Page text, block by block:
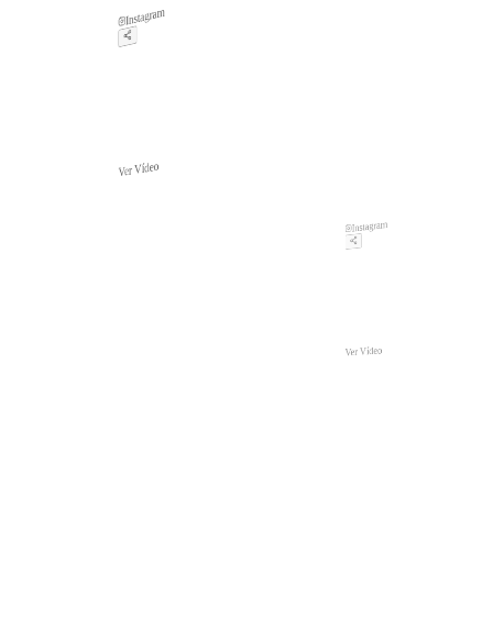
Instagram
Ver Vídeo
Instagram
Ver Vídeo